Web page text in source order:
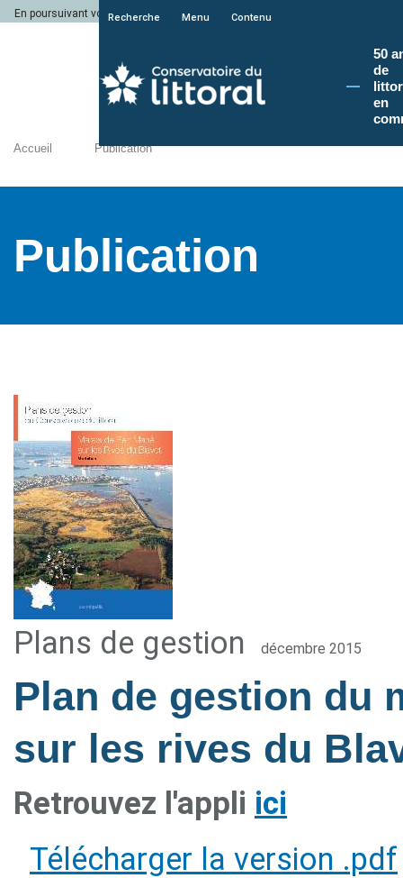
En poursuivant votre navigation sur le site du Conservatoire du littoral, vous
Recherche Menu Contenu
50
de
en
Accueil Publication
Publication
Plans de gestion décembre 2015
Plan de gestion du
sur les rives du
Retrouvez l'appli ici
Télécharger la version .pdf